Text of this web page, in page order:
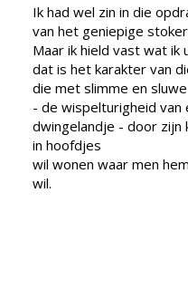
Ik had wel zin in die
van het geniepige
Maar ik hield vast wat ik
dat is het karakter van
die met slimme en
- de wispelturigheid van
dwingelandje - door zijn
in hoofdjes
wil wonen waar men
wil.